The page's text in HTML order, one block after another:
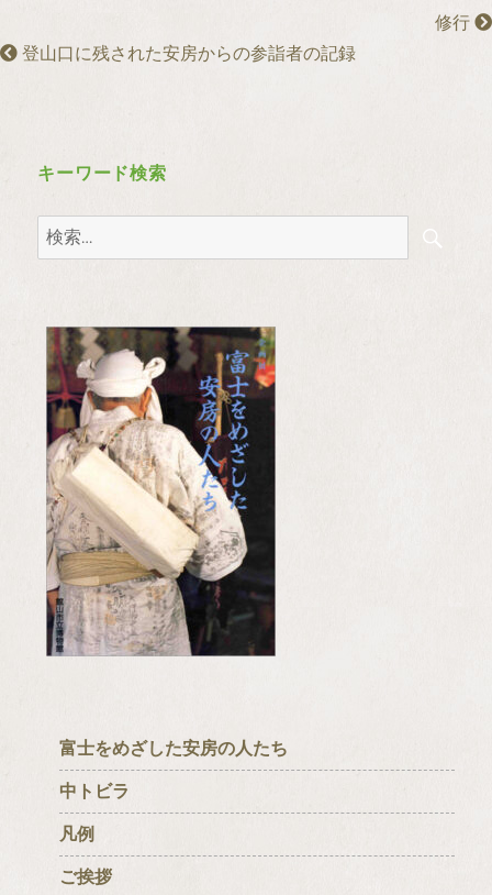
修行
登山口に残された安房からの参詣者の記録
キーワード検索
検
索:
富士をめざした安房の人たち
中トビラ
凡例
ご挨拶